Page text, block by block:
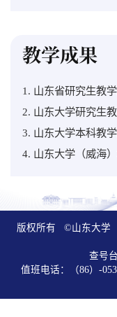
教学成果
1. 山东省研究生教
2. 山东大学研究生
3. 山东大学本科教
4. 山东大学（威海
版权所有 ©山东大学
查号
值班电话：（86）-